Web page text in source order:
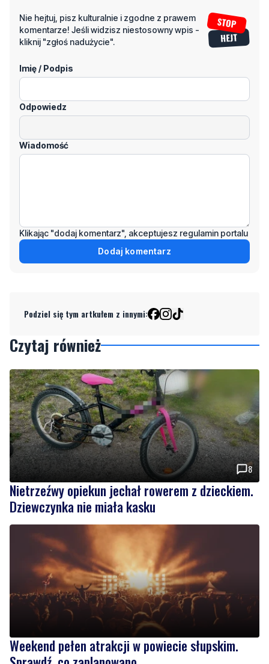
Nie hejtuj, pisz kulturalnie i zgodne z prawem
komentarze! Jeśli widzisz niestosowny wpis -
kliknij "zgłoś nadużycie".
Imię / Podpis
Odpowiedz
Wiadomość
Klikając "dodaj komentarz", akceptujesz regulamin portalu
Dodaj komentarz
Podziel się tym artkułem z innymi:
Czytaj również
8
Nietrzeźwy opiekun jechał rowerem z dzieckiem.
Dziewczynka nie miała kasku
Weekend pełen atrakcji w powiecie słupskim.